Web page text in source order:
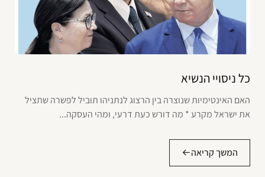
כל ניסויי הנשיא
האם האינטימיות שנוצרה בין הרצוג לנתניהו תוביל לפשרה שתציל
את ישראל מקרע * מה דורש כעת דרעי, ומהי העסקה...
המשך קריאה